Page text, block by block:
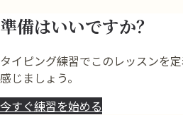
準備はいいですか？
タイピング練習でこのレッスンを
感じましょう。
今すぐ練習を始める